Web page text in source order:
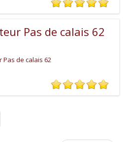
Pas de calais 62
Pas de calais 62